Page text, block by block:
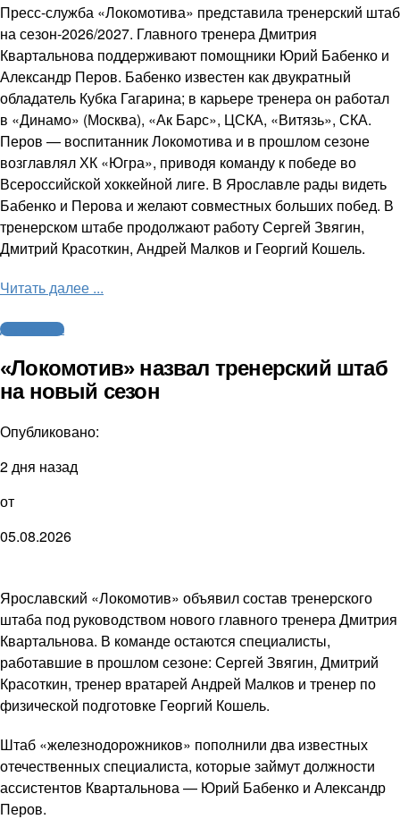
Пресс-служба «Локомотива» представила тренерский штаб
на сезон-2026/2027. Главного тренера Дмитрия
Квартальнова поддерживают помощники Юрий Бабенко и
Александр Перов. Бабенко известен как двукратный
обладатель Кубка Гагарина; в карьере тренера он работал
в «Динамо» (Москва), «Ак Барс», ЦСКА, «Витязь», СКА.
Перов — воспитанник Локомотива и в прошлом сезоне
возглавлял ХК «Югра», приводя команду к победе во
Всероссийской хоккейной лиге. В Ярославле рады видеть
Бабенко и Перова и желают совместных больших побед. В
тренерском штабе продолжают работу Сергей Звягин,
Дмитрий Красоткин, Андрей Малков и Георгий Кошель.
Читать далее ...
Другие виды
«Локомотив» назвал тренерский штаб
на новый сезон
Опубликовано:
2 дня назад
от
05.08.2026
Ярославский «Локомотив» объявил состав тренерского
штаба под руководством нового главного тренера Дмитрия
Квартальнова. В команде остаются специалисты,
работавшие в прошлом сезоне: Сергей Звягин, Дмитрий
Красоткин, тренер вратарей Андрей Малков и тренер по
физической подготовке Георгий Кошель.
Штаб «железнодорожников» пополнили два известных
отечественных специалиста, которые займут должности
ассистентов Квартальнова — Юрий Бабенко и Александр
Перов.